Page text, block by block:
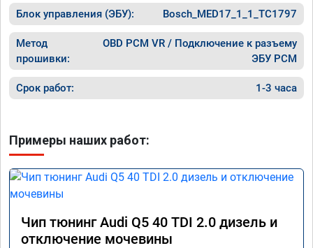
Блок управления (ЭБУ): Bosch_MED17_1_1_TC1797
Метод
прошивки:
OBD PCM VR / Подключение к разъему
ЭБУ PCM
Срок работ: 1-3 часа
Примеры наших работ:
Чип тюнинг Audi Q5 40 TDI 2.0 дизель и
отключение мочевины